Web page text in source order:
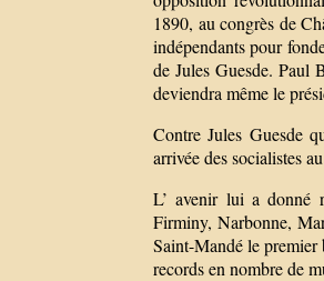
1890, au congrès de
indépendants pour
de Jules Guesde. Paul
deviendra même le
Contre Jules Guesde
arrivée des socialistes
L’ avenir lui a donné
Firminy, Narbonne,
Saint-Mandé le premier
records en nombre de